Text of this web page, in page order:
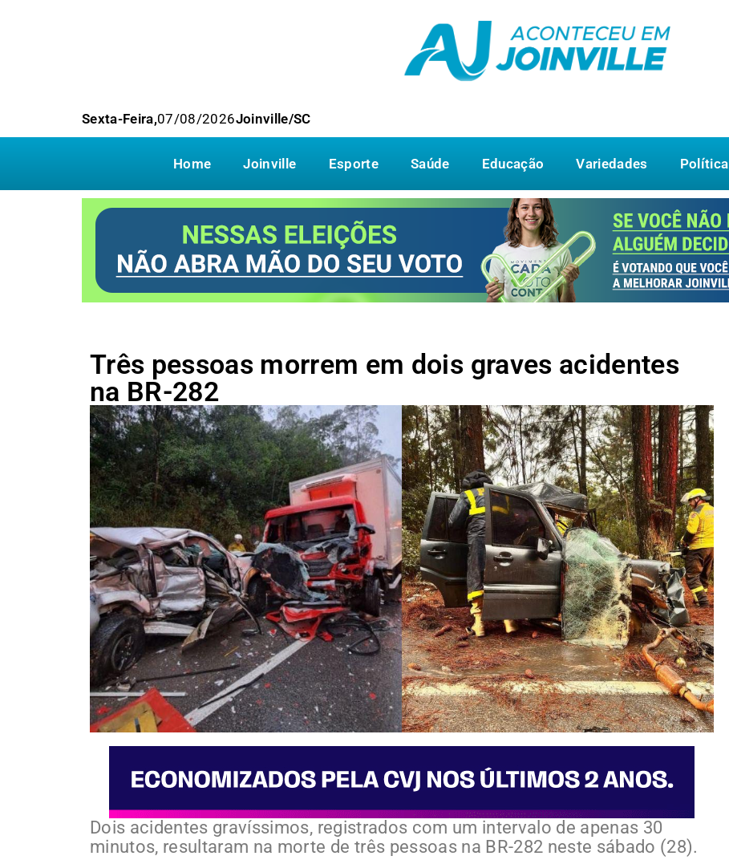
Sexta-Feira,07/08/2026Joinville/SC
Home Joinville Esporte Saúde Educação Variedades Política
Três pessoas morrem em dois graves acidentes
na BR-282
Dois acidentes gravíssimos, registrados com um intervalo de apenas 30
minutos, resultaram na morte de três pessoas na BR-282 neste sábado (28).